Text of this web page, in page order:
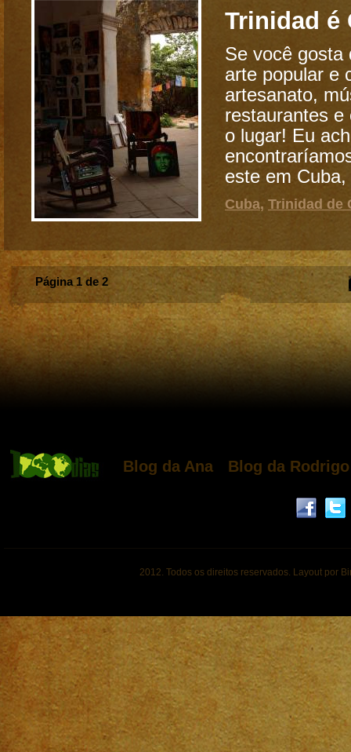
Trinidad é
Se você gosta
arte popular e
artesanato,
restaurantes e
o lugar! Eu
este em
Cuba, Trinidad de
Página 1 de 2
Blog da Ana Blog da Rodrigo
2012. Todos os direitos reservados. Layout por